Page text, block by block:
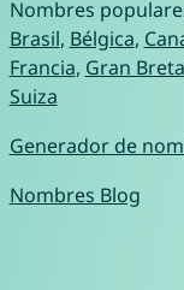
Nombres
Brasil, Bélgica,
Francia, Gran
Suiza
Generador de
Nombres Blog